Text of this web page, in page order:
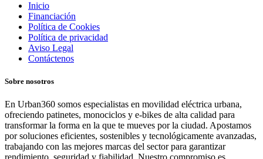
Inicio
Financiación
Política de Cookies
Política de privacidad
Aviso Legal
Contáctenos
Sobre nosotros
En Urban360 somos especialistas en movilidad eléctrica urbana,
ofreciendo patinetes, monociclos y e-bikes de alta calidad para
transformar la forma en la que te mueves por la ciudad. Apostamos
por soluciones eficientes, sostenibles y tecnológicamente avanzadas,
trabajando con las mejores marcas del sector para garantizar